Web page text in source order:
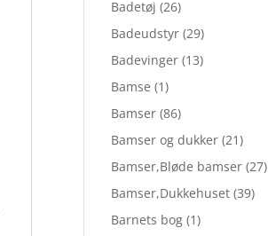
Badetøj (26)
Badeudstyr (29)
Badevinger (13)
Bamse (1)
Bamser (86)
Bamser og dukker (21)
Bamser,Bløde bamser (27)
Bamser,Dukkehuset (39)
Barnets bog (1)